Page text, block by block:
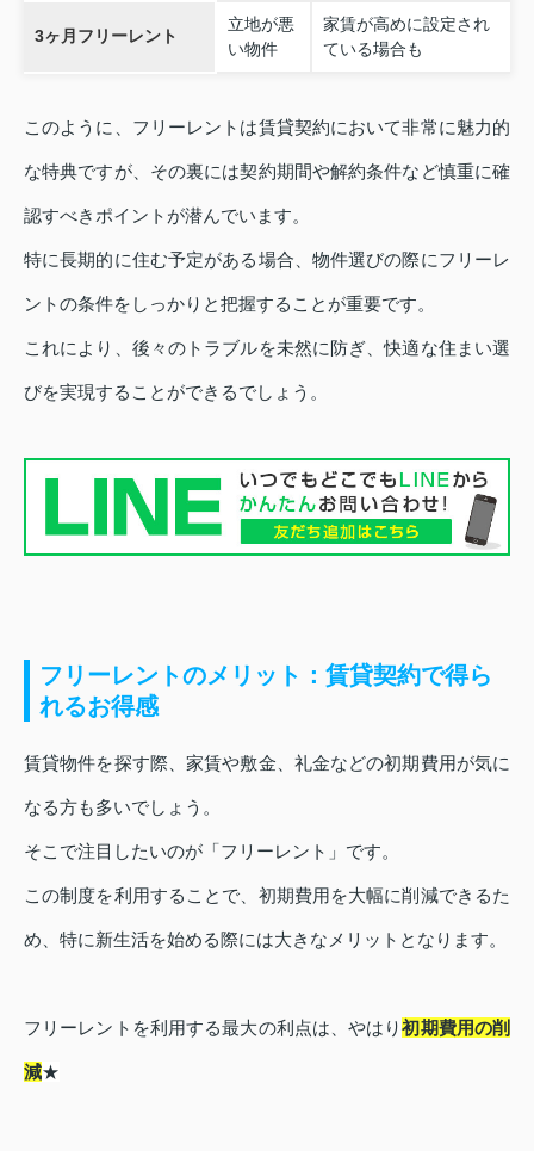
3ヶ月フリーレント
立地が悪
い物件
家賃が高めに設定され
ている場合も
このように、フリーレントは賃貸契約において非常に魅力的
な特典ですが、その裏には契約期間や解約条件など慎重に確
認すべきポイントが潜んでいます。
特に長期的に住む予定がある場合、物件選びの際にフリーレ
ントの条件をしっかりと把握することが重要です。
これにより、後々のトラブルを未然に防ぎ、快適な住まい選
びを実現することができるでしょう。
フリーレントのメリット：賃貸契約で得ら
れるお得感
賃貸物件を探す際、家賃や敷金、礼金などの初期費用が気に
なる方も多いでしょう。
そこで注目したいのが「フリーレント」です。
この制度を利用することで、初期費用を大幅に削減できるた
め、特に新生活を始める際には大きなメリットとなります。
フリーレントを利用する最大の利点は、やはり初期費用の削
減★